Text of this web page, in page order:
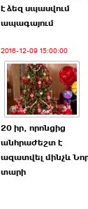
է ձեզ սպասվում
ապագայում
2016-12-09 15:00:00
20 իր, որոնցից
անհրաժեշտ է
ազատվել մինչև
տարի